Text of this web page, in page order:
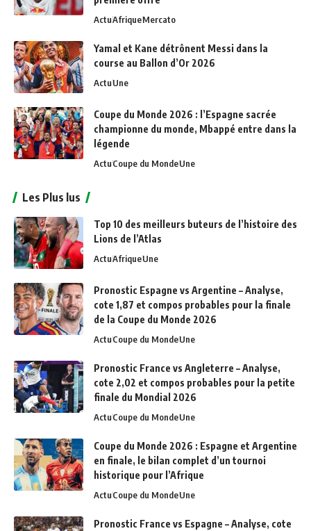
ActuAfriqueMercato
Yamal et Kane détrônent Messi dans la
course au Ballon d’Or 2026
ActuUne
Coupe du Monde 2026 : l’Espagne sacrée
championne du monde, Mbappé entre dans la
légende
ActuCoupe du MondeUne
Les Plus lus
Top 10 des meilleurs buteurs de l’histoire des
Lions de l’Atlas
ActuAfriqueUne
Pronostic Espagne vs Argentine – Analyse,
cote 1,87 et compos probables pour la finale
de la Coupe du Monde 2026
ActuCoupe du MondeUne
Pronostic France vs Angleterre – Analyse,
cote 2,02 et compos probables pour la petite
finale du Mondial 2026
ActuCoupe du MondeUne
Coupe du Monde 2026 : Espagne et Argentine
en finale, le bilan complet d’un tournoi
historique pour l’Afrique
ActuCoupe du MondeUne
Pronostic France vs Espagne – Analyse, cote